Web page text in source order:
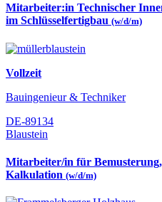
Mitarbeiter:in Technischer
im Schlüsselfertigbau (w/d/m)
Vollzeit
Bauingenieur & Techniker
DE-89134
Blaustein
Mitarbeiter/in für
Kalkulation (w/d/m)